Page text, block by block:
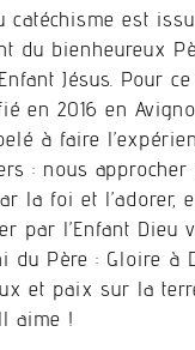
catéchisme est issu
du bienheureux
Jésus. Pour
en 2016 en
à faire
: nous approcher
la foi et l’adorer,
par l’Enfant Dieu
du Père : Gloire à
et paix sur la
aime !